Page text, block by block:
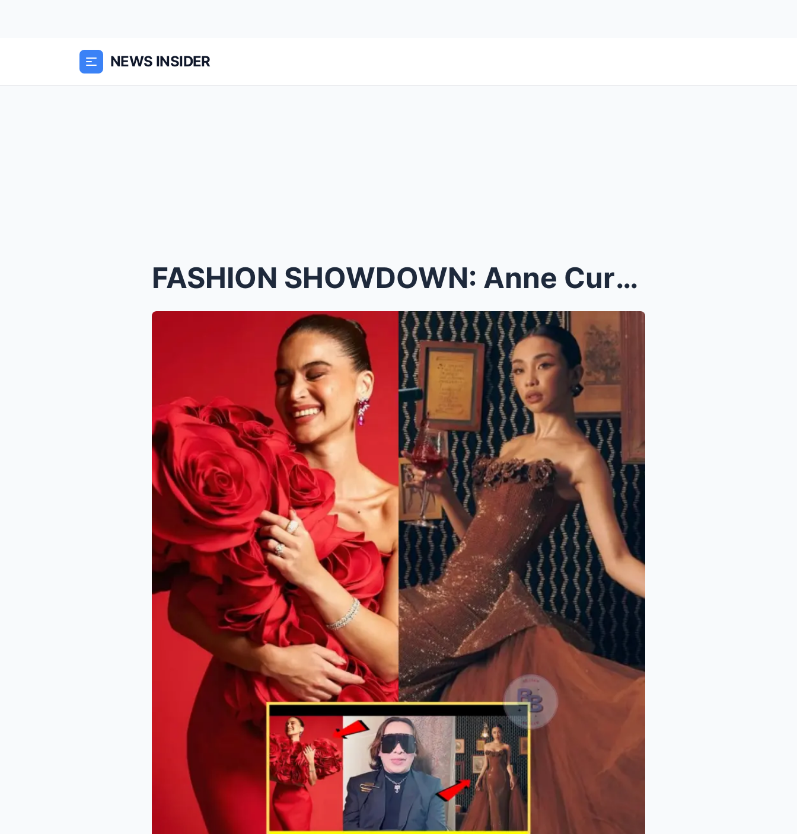
NEWS INSIDER
FASHION SHOWDOWN: Anne Curtis Steals the Spotlight...